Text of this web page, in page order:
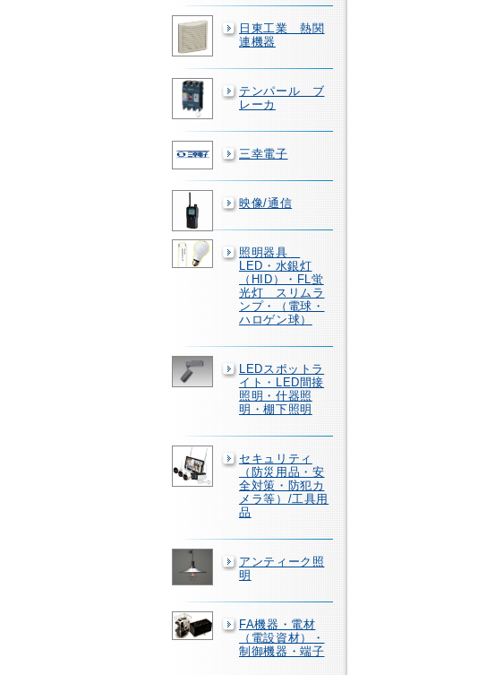
日東工業 熱関
連機器
テンパール ブ
レーカ
三幸電子
映像/通信
照明器具
LED・水銀灯
（HID）・FL蛍
光灯 スリムラ
ンプ・（電球・
ハロゲン球）
LEDスポットラ
イト・LED間接
照明・什器照
明・棚下照明
セキュリティ
（防災用品・安
全対策・防犯カ
メラ等）/工具用
品
アンティーク照
明
FA機器・電材
（電設資材）・
制御機器・端子